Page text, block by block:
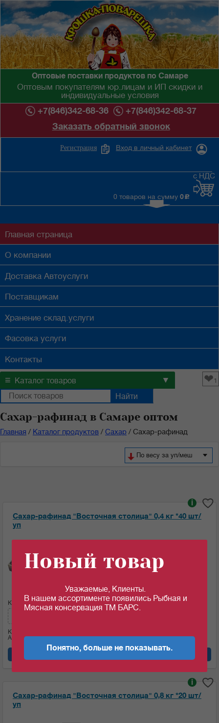
Оптовые поставки продуктов по Самаре
Оптовым покупателям юр.лицам и ИП скидки и
индивидуальные условия
+7(846)342-68-36
+7(846)342-68-37
Заказать обратный звонок
Вход в личный кабинет
Регистрация
0 товаров на сумму 0 c
с НДС
Главная страница
О компании
Доставка Автоуслуги
Поставщикам
Хранение склад.услуги
Фасовка услуги
Контакты
≡ Каталог товаров ▼ ❤1
Сахар-рафинад в Самаре оптом
Главная / Каталог продуктов / Сахар / Сахар-рафинад
По весу за уп/меш
Сахар-рафинад "Восточная столица" 0,4 кг *40 шт/
уп
i
47.32 c 46.56 c
за 1 шт если кол-во кратно: 10 шт
Кол-во (шт):
Кол-во (уп.)
Артикул: 07744
Сумма:
Добавить в корзину
Сахар-рафинад "Восточная столица" 0,8 кг *20 шт/
уп
i
Новый товар
Уважаемые, Клиенты.
В нашем ассортименте появились Рыбная и
Мясная консервация ТМ БАРС.
Понятно, больше не показывать.